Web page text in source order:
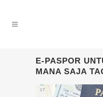
E-PASPOR
MANA SAJA